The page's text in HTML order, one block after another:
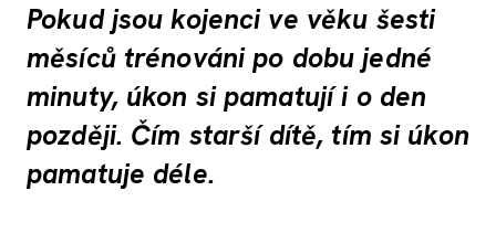
Pokud jsou kojenci ve věku šesti
měsíců trénováni po dobu jedné
minuty, úkon si pamatují i o den
později. Čím starší dítě, tím si úkon
pamatuje déle.